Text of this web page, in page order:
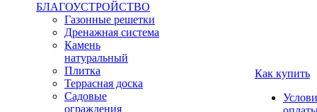
БЛАГОУСТРОЙСТВО
Газонные решетки
Дренажная система
Камень
натуральный
Плитка
Террасная доска
Садовые
ограждения
Как купить